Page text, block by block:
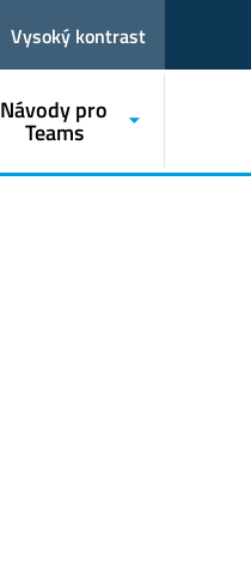
Vysoký kontrast
Návody pro
Teams